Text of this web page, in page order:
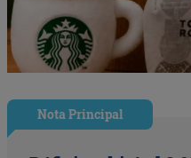
Nota Principal